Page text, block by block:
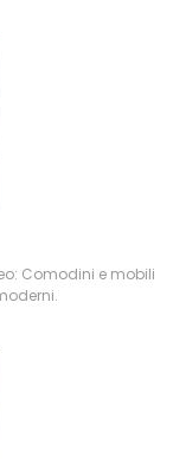
Comodini e mobili